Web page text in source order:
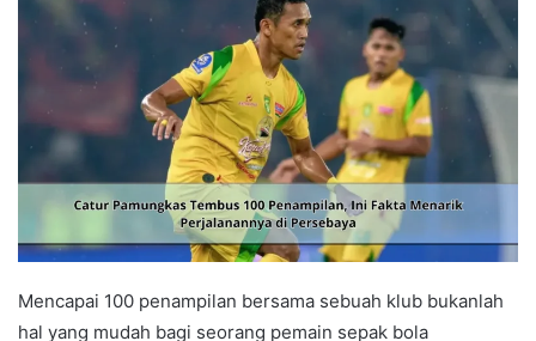
Mencapai 100 penampilan bersama sebuah klub bukanlah
hal yang mudah bagi seorang pemain sepak bola